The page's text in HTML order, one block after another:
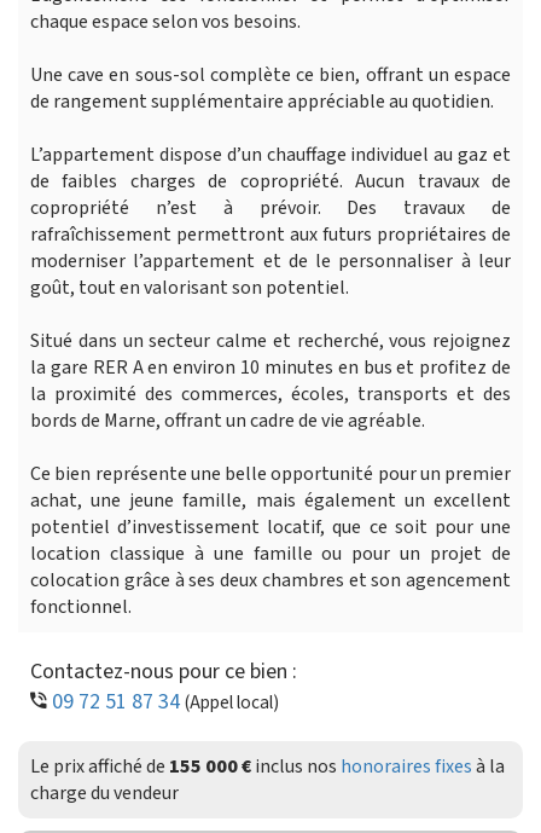
chaque espace selon vos besoins.
Une cave en sous-sol complète ce bien, offrant un espace
de rangement supplémentaire appréciable au quotidien.
L’appartement dispose d’un chauffage individuel au gaz et
de faibles charges de copropriété. Aucun travaux de
copropriété n’est à prévoir. Des travaux de
rafraîchissement permettront aux futurs propriétaires de
moderniser l’appartement et de le personnaliser à leur
goût, tout en valorisant son potentiel.
Situé dans un secteur calme et recherché, vous rejoignez
la gare RER A en environ 10 minutes en bus et profitez de
la proximité des commerces, écoles, transports et des
bords de Marne, offrant un cadre de vie agréable.
Ce bien représente une belle opportunité pour un premier
achat, une jeune famille, mais également un excellent
potentiel d’investissement locatif, que ce soit pour une
location classique à une famille ou pour un projet de
colocation grâce à ses deux chambres et son agencement
fonctionnel.
Contactez-nous pour ce bien :
09 72 51 87 34(Appel local)
Le prix affiché de 155 000 €inclus nos honoraires fixesà la
charge du vendeur